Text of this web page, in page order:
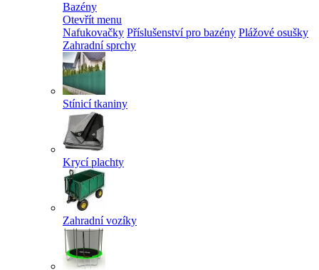
Bazény
Otevřít menu
Nafukovačky Příslušenství pro bazény Plážové osušky
Zahradní sprchy
Stínicí tkaniny
Krycí plachty
Zahradní vozíky